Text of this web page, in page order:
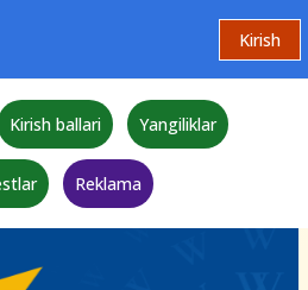
Kirish
Kirish ballari Yangiliklar
Reklama